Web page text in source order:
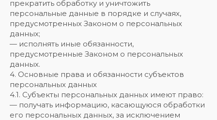
прекратить обработку и уничтожить
персональные данные в порядке и случаях,
предусмотренных Законом о персональных
данных;
— исполнять иные обязанности,
предусмотренные Законом о персональных
данных.
4. Основные права и обязанности субъектов
персональных данных
4.1. Субъекты персональных данных имеют право:
— получать информацию, касающуюся обработки
его персональных данных, за исключением